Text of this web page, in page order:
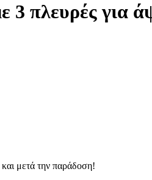
3 πλευρές για
μετά την παράδοση!